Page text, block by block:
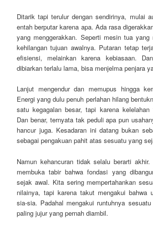
Ditarik tapi terulur dengan sendirinya, mulai
entah berputar karena apa. Ada rasa
yang menggerakkan. Seperti mesin tua
kehilangan tujuan awalnya. Putaran tetap
efisiensi, melainkan karena kebiasaan.
dibiarkan terlalu lama, bisa menjelma penjara
Lanjut mengendur dan memupus hingga
Energi yang dulu penuh perlahan hilang
satu kegagalan besar, tapi karena kelelahan
Dan benar, ternyata tak peduli apa pun
hancur juga. Kesadaran ini datang bukan
sebagai pengakuan pahit atas sesuatu yang
Namun kehancuran tidak selalu berarti
membuka tabir bahwa fondasi yang
sejak awal. Kita sering mempertahankan
nilainya, tapi karena takut mengakui bahwa
sia-sia. Padahal mengakui runtuhnya
paling jujur yang pernah diambil.